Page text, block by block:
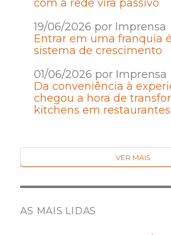
com a rede vira passivo
19/06/2026 por Imprensa
Entrar em uma franquia
sistema de crescimento
01/06/2026 por Imprensa
Da conveniência à
chegou a hora de
kitchens em
VER MAIS
AS MAIS LIDAS